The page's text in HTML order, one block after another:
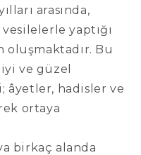
arasında,
yaptığı
oluşmaktadır. Bu
ve güzel
âyetler, hadisler ve
ortaya
birkaç alanda